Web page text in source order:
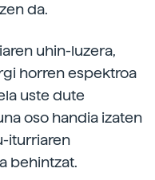
da.
uhin-luzera,
horren espektroa
uste dute
oso handia izaten
iturriaren
behintzat.